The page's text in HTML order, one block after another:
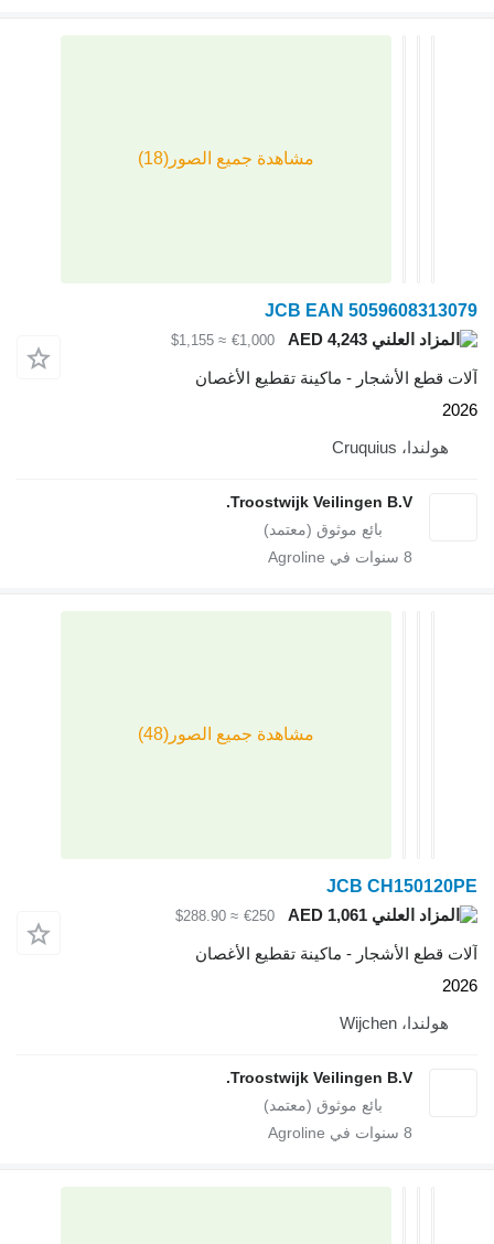
JCB EAN
AED 4,243
€1,000
≈ $1,155
- ماكينة تقطيع الأغصان
Troostwijk Veilingen
سنوات في Agroline
JCB
AED 1,061
€250
≈ $288.90
- ماكينة تقطيع الأغصان
Troostwijk Veilingen
سنوات في Agroline